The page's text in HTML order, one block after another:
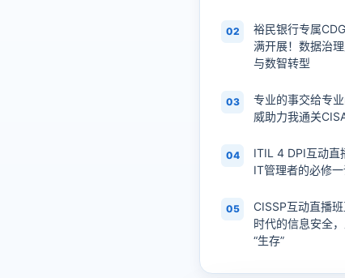
02
裕民银行专属
满开展！数据治
与数智转型
03
专业的事交给专
威助力我通关
04
ITIL 4 DPI互动直
IT管理者的必修
05
CISSP互动直播
时代的信息安全
“生存”